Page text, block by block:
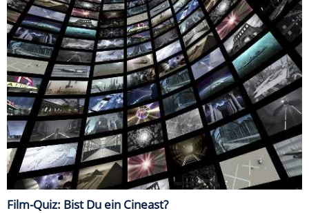
Film-Quiz: Bist Du ein Cineast?